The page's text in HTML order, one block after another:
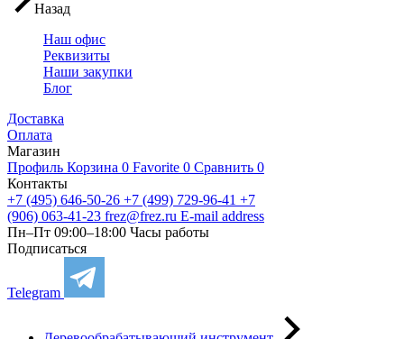
Назад
Наш офис
Реквизиты
Наши закупки
Блог
Доставка
Оплата
Магазин
Профиль Корзина 0 Favorite 0 Сравнить 0
Контакты
+7 (495) 646-50-26 +7 (499) 729-96-41 +7
(906) 063-41-23 frez@frez.ru E-mail address
Пн–Пт 09:00–18:00 Часы работы
Подписаться
Telegram